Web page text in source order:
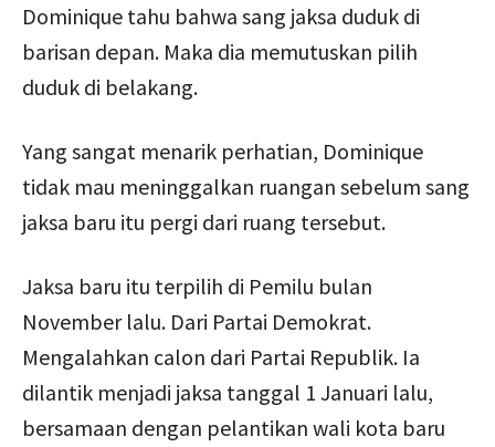
Dominique tahu bahwa sang jaksa duduk di
barisan depan. Maka dia memutuskan pilih
duduk di belakang.
Yang sangat menarik perhatian, Dominique
tidak mau meninggalkan ruangan sebelum sang
jaksa baru itu pergi dari ruang tersebut.
Jaksa baru itu terpilih di Pemilu bulan
November lalu. Dari Partai Demokrat.
Mengalahkan calon dari Partai Republik. Ia
dilantik menjadi jaksa tanggal 1 Januari lalu,
bersamaan dengan pelantikan wali kota baru